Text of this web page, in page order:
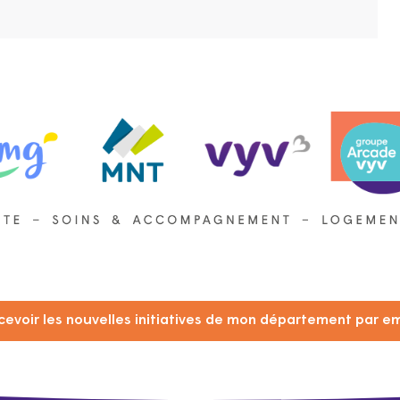
les nouvelles initiatives de mon département par